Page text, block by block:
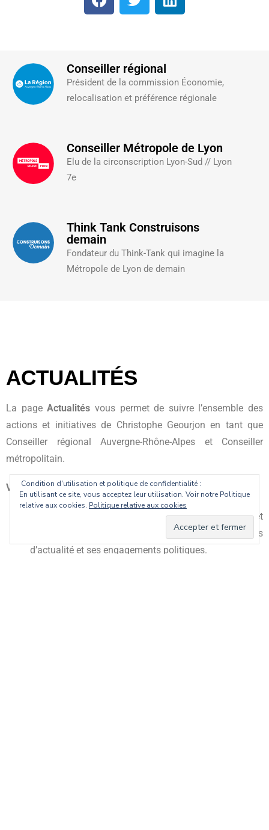
Conseiller régional
Président de la commission Économie,
relocalisation et préférence régionale
Conseiller Métropole de Lyon
Elu de la circonscription Lyon-Sud // Lyon
7e
Think Tank Construisons
demain
Fondateur du Think-Tank qui imagine la
Métropole de Lyon de demain
ACTUALITÉS
La pageActualités vous permet de suivre l’ensemble des
actions et initiatives de Christophe Geourjon en tant que
Conseiller régional Auvergne-Rhône-Alpes et Conseiller
métropolitain.
Vous y trouverez :
sur ses interventions en conseil régional et
métropolitain, ses prises de position sur les sujets
d’actualité et ses engagements politiques.
Condition d'utilisation et politique de confidentialité :
En utilisant ce site, vous acceptez leur utilisation. Voir notre Politique
relative aux cookies. Politique relative aux cookies